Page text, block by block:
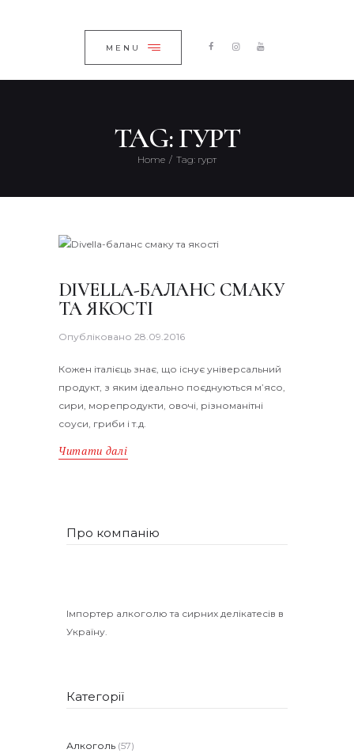
MENU
TAG: ГУРТ
Home Tag: гурт
КАТАЛОГ
ПРО КОМПАНІЮ
КОНТАКТИ
DIVELLA-БАЛАНС СМАКУ
ТА ЯКОСТІ
Опубліковано 28.09.2016
Кожен італієць знає, що існує універсальний
продукт, з яким ідеально поєднуються м’ясо,
сири, морепродукти, овочі, різноманітні
соуси, гриби і т.д.
Читати далі
Про компанію
Імпортер алкоголю та сирних делікатесів в
Україну.
Категорії
Алкоголь (57)